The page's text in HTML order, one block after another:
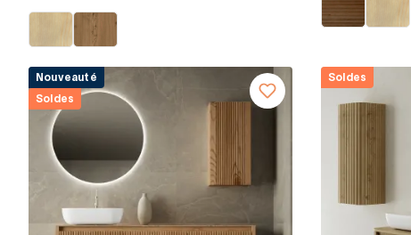
Nouveauté
Soldes
Soldes